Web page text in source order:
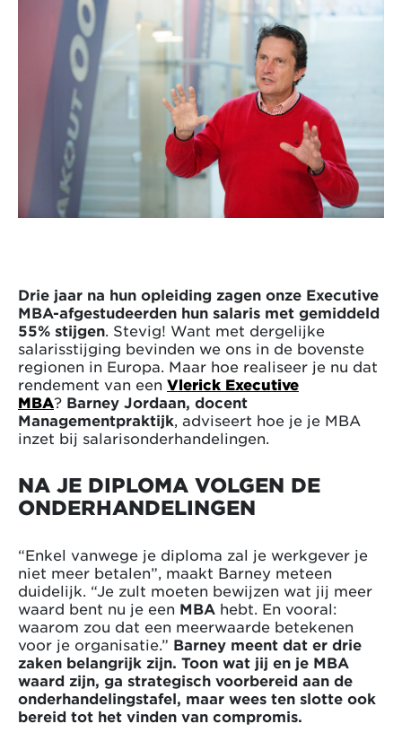
Drie jaar na hun opleiding zagen onze Executive
MBA-afgestudeerden hun salaris met gemiddeld
55% stijgen. Stevig! Want met dergelijke
salarisstijging bevinden we ons in de bovenste
regionen in Europa. Maar hoe realiseer je nu dat
rendement van een Vlerick Executive
MBA? Barney Jordaan, docent
Managementpraktijk, adviseert hoe je je MBA
inzet bij salarisonderhandelingen.
NA JE DIPLOMA VOLGEN DE
ONDERHANDELINGEN
“Enkel vanwege je diploma zal je werkgever je
niet meer betalen”, maakt Barney meteen
duidelijk. “Je zult moeten bewijzen wat jij meer
waard bent nu je een MBA hebt. En vooral:
waarom zou dat een meerwaarde betekenen
voor je organisatie.” Barney meent dat er drie
zaken belangrijk zijn. Toon wat jij en je MBA
waard zijn, ga strategisch voorbereid aan de
onderhandelingstafel, maar wees ten slotte ook
bereid tot het vinden van compromis.